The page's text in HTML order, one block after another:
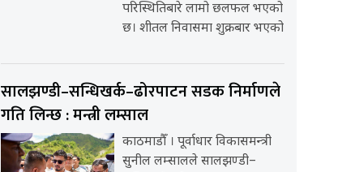
परिस्थितिबारे लामो छलफल भएको
छ। शीतल निवासमा शुक्रबार भएको
सालझण्डी–सन्धिखर्क–ढोरपाटन सडक निर्माणले
गति लिन्छ : मन्त्री लम्साल
काठमाडौँ । पूर्वाधार विकासमन्त्री
सुनील लम्सालले सालझण्डी–